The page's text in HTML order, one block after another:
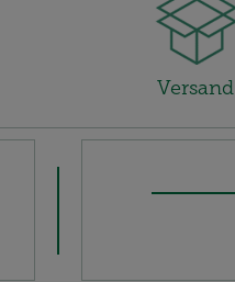
Versand